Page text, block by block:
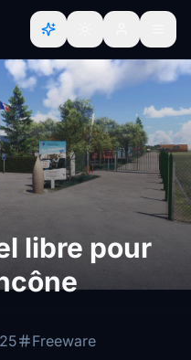
libre pour
Freeware